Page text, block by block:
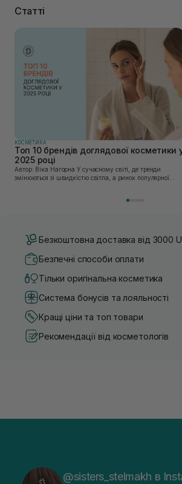
Статті
КОСМЕТИКА
Топ 10 брендів доглядової косметики
2025 році
Автор: Віка Нагорна У сучасному світі, де тренди
змінюються зі швидкістю світла, а ринок популярної
Безкоштовна доставка від 3000
Безпечні способи оплати
Тільки оригінальна косметика
Система бонусів та лояльності
Кращі ціни та топ товари
Рекомендації від косметологів
@sisters_stelmakh в